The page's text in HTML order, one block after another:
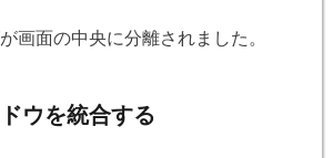
画面の中央に分離されました。
ウを統合する